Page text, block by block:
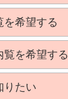
を希望する
覧を希望する
りたい